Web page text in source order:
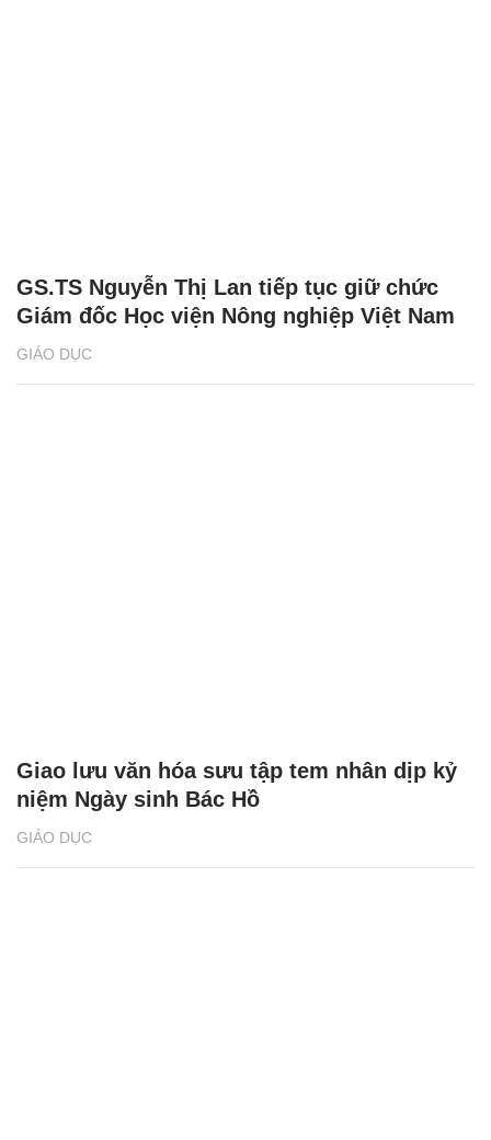
GIÁO DỤC
GS.TS Nguyễn Thị Lan tiếp tục giữ chức
Giám đốc Học viện Nông nghiệp Việt Nam
GIÁO DỤC
Giao lưu văn hóa sưu tập tem nhân dịp kỷ
niệm Ngày sinh Bác Hồ